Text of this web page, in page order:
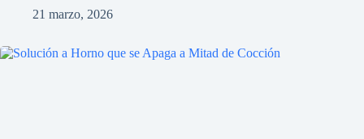
21 marzo, 2026